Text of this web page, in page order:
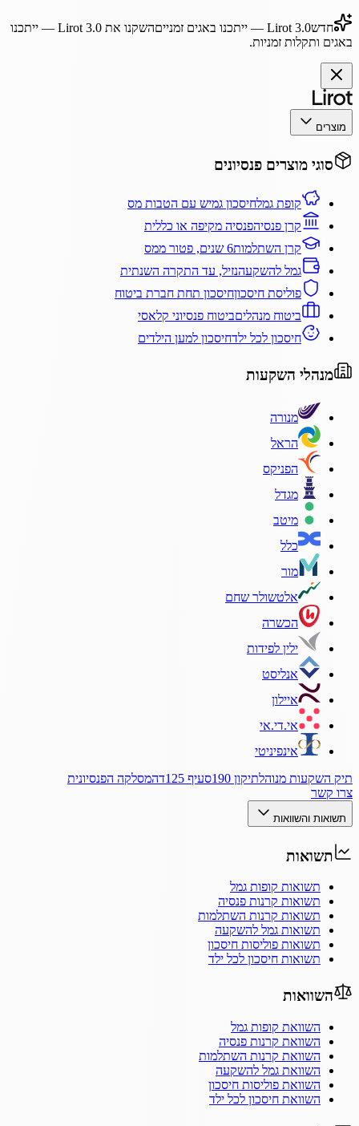
חדשLirot 3.0 — ייתכנו באגים זמנייםהשקנו את Lirot 3.0— ייתכנו
באגים ותקלות זמניות.
מוצרים
סוגי מוצרים פנסיונים
קופת גמלחיסכון גמיש עם הטבות מס
קרן פנסיהפנסיה מקיפה או כללית
קרן השתלמות6 שנים, פטור ממס
גמל להשקעהנזיל, עד התקרה השנתית
פוליסת חיסכוןחיסכון תחת חברת ביטוח
ביטוח מנהליםביטוח פנסיוני קלאסי
חיסכון לכל ילדחיסכון למען הילדים
מנהלי השקעות
מנורה
הראל
הפניקס
מגדל
מיטב
כלל
מור
אלטשולר שחם
הכשרה
ילין לפידות
אנליסט
איילון
אי.די.אי
אינפיניטי
תיק השקעות מנוהלתיקון 190 סעיף 125ד
המסלקה הפנסיונית
צרו קשר
תשואות והשוואות
תשואות
תשואות קופות גמל
תשואות קרנות פנסיה
תשואות קרנות השתלמות
תשואות גמל להשקעה
תשואות פוליסות חיסכון
תשואות חיסכון לכל ילד
השוואות
השוואת קופות גמל
השוואת קרנות פנסיה
השוואת קרנות השתלמות
השוואת גמל להשקעה
השוואת פוליסות חיסכון
השוואת חיסכון לכל ילד